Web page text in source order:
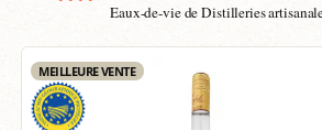
Eaux-de-vie de Distilleries
MEILLEURE VENTE